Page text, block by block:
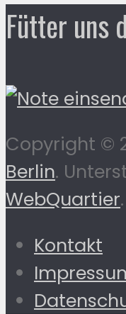
Fütter uns
Copyright ©
Berlin.
WebQuartier.
Kontakt